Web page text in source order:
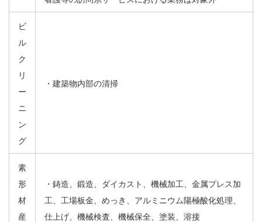
ビ
ル
ク
リ
ー
ニ
ン
グ
・建築物内部の清掃
素
形
材
産
・鋳造、鍛造、ダイカスト、機械加工、金属プレス加
工、工場板金、めっき、アルミニウム陽極酸化処理、
仕上げ、機械検査、機械保全、塗装、溶接